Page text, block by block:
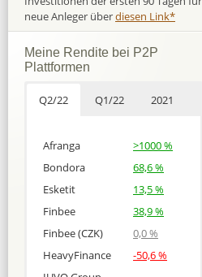
neue Anleger überdiesen Link*
Meine Rendite bei P2P
Plattformen
Q2/22 Q1/22 2021
Afranga
>1000 %
Bondora
68,6 %
Esketit
13,5 %
Finbee
38,9 %
Finbee (CZK)
0,0 %
HeavyFinance
-50,6 %